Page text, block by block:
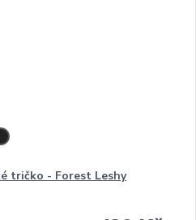
tričko - Forest Leshy